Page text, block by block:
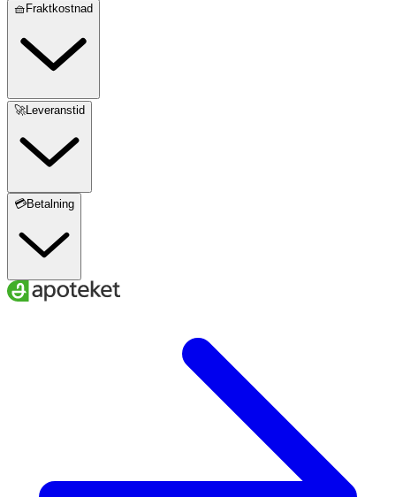
🧺Fraktkostnad
🚀Leveranstid
💳Betalning